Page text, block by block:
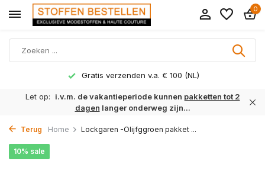
0
Gratis verzenden v.a. € 100 (NL)
Let op: i.v.m. de vakantieperiode kunnen pakketten tot 2
dagen langer onderweg zijn...
Terug Home Lockgaren -Olijfggroen pakket ...
10% sale